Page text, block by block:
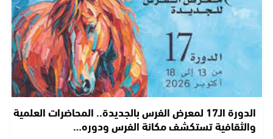
الدورة الـ17 لمعرض الفرس بالجديدة.. المحاضرات العلمية
والثقافية تستكشف مكانة الفرس ودوره…